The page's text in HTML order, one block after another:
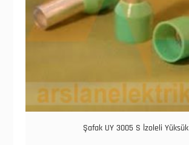
Şafak UY 3005 S İzoleli Yüksük